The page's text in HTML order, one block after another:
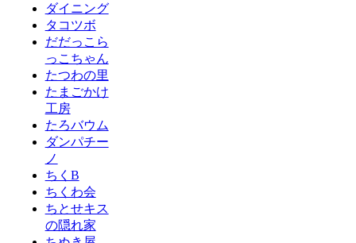
ダイニング
タコツボ
だだっこら
っこちゃん
たつわの里
たまごかけ
工房
たろバウム
ダンパチー
ノ
ちくB
ちくわ会
ちとせキス
の隠れ家